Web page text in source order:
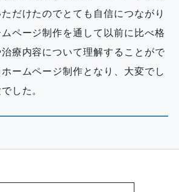
だけたのでとても自信につながり
ページ制作を通して以前に比べ格
療内容について理解することがで
ームページ制作となり、大変でし
した。